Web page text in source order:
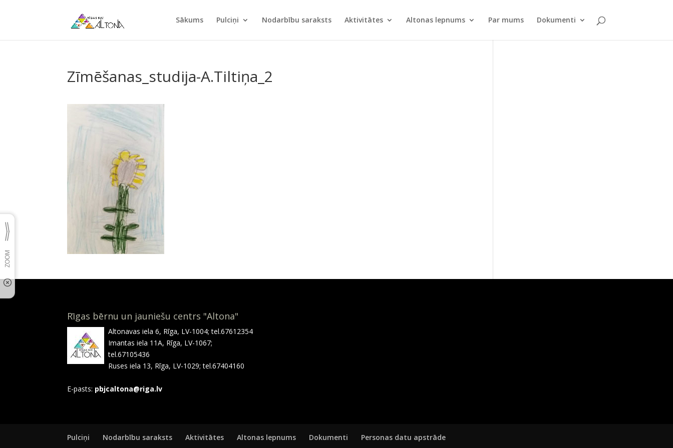
Sākums Pulciņi Nodarbību saraksts Aktivitātes Altonas lepnums Par mums Dokumenti
Zīmēšanas_studija-A.Tiltiņa_2
Rīgas bērnu un jauniešu centrs "Altona"
Altonavas iela 6, Rīga, LV-1004; tel.67612354
Imantas iela 11A, Rīga, LV-1067;
tel.67105436
Ruses iela 13, Rīga, LV-1029; tel.67404160
E-pasts: pbjcaltona@riga.lv
Pulciņi Nodarbību saraksts Aktivitātes Altonas lepnums Dokumenti Personas datu apstrāde